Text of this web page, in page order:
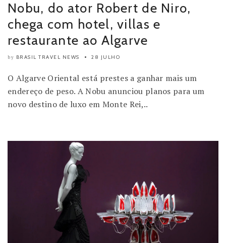
Nobu, do ator Robert de Niro,
chega com hotel, villas e
restaurante ao Algarve
by BRASIL TRAVEL NEWS 28 JULHO
O Algarve Oriental está prestes a ganhar mais um
endereço de peso. A Nobu anunciou planos para um
novo destino de luxo em Monte Rei,..